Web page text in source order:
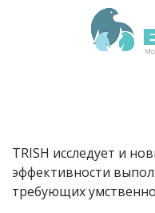
TRISH исследует и
эффективности
требующих